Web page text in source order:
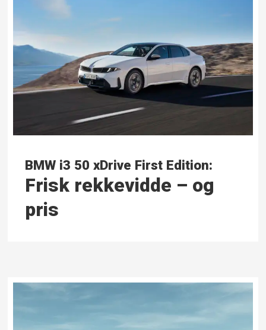
BMW i3 50 xDrive First Edition:
Frisk rekke­vidde – og
pris